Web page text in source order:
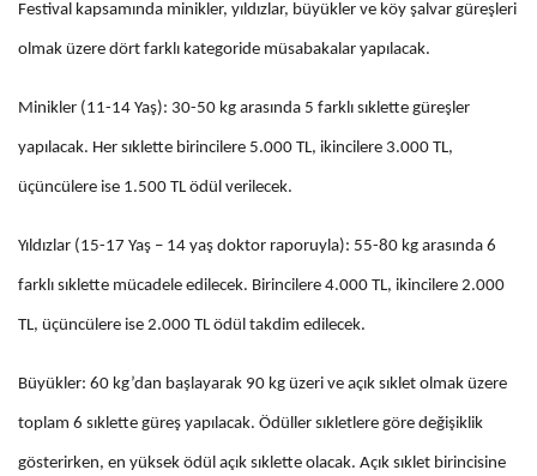
Festival kapsamında minikler, yıldızlar, büyükler ve köy şalvar güreşleri
olmak üzere dört farklı kategoride müsabakalar yapılacak.
Minikler (11-14 Yaş): 30-50 kg arasında 5 farklı sıklette güreşler
yapılacak. Her sıklette birincilere 5.000 TL, ikincilere 3.000 TL,
üçüncülere ise 1.500 TL ödül verilecek.
Yıldızlar (15-17 Yaş – 14 yaş doktor raporuyla): 55-80 kg arasında 6
farklı sıklette mücadele edilecek. Birincilere 4.000 TL, ikincilere 2.000
TL, üçüncülere ise 2.000 TL ödül takdim edilecek.
Büyükler: 60 kg’dan başlayarak 90 kg üzeri ve açık sıklet olmak üzere
toplam 6 sıklette güreş yapılacak. Ödüller sıkletlere göre değişiklik
gösterirken, en yüksek ödül açık sıklette olacak. Açık sıklet birincisine